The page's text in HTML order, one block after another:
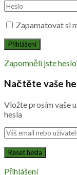
Zapamatovat si
Zapomněli jste
Načtěte vaše
Vložte prosím vaše
hesla
Přihlášení